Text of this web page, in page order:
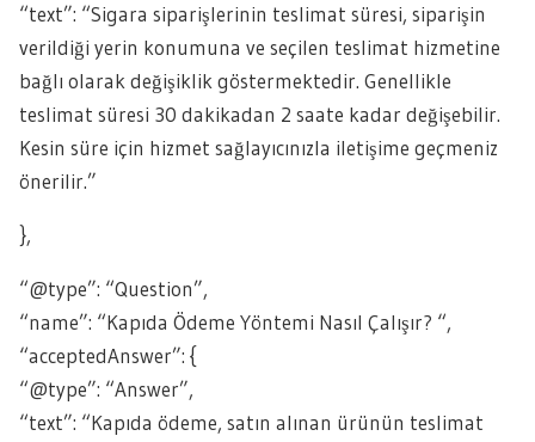
“text”: “Sigara siparişlerinin teslimat süresi, siparişin
verildiği yerin konumuna ve seçilen teslimat hizmetine
bağlı olarak değişiklik göstermektedir. Genellikle
teslimat süresi 30 dakikadan 2 saate kadar değişebilir.
Kesin süre için hizmet sağlayıcınızla iletişime geçmeniz
önerilir.”
},
“@type”: “Question”,
“name”: “Kapıda Ödeme Yöntemi Nasıl Çalışır? “,
“acceptedAnswer”: {
“@type”: “Answer”,
“text”: “Kapıda ödeme, satın alınan ürünün teslimat